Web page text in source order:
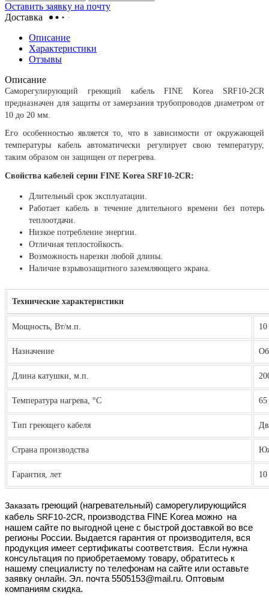
Оставить заявку на почту
Доставка
Описание
Характеристики
Отзывы
Описание
Саморегулирующий греющий кабель FINE Korea SRF10-2CR
предназначен для защиты от замерзания трубопроводов диаметром от
10 до 20 мм.
Его особенностью является то, что в зависимости от окружающей
температуры кабель автоматически регулирует свою температуру,
таким образом он защищен от перегрева.
Свойства кабелей серии FINE Korea SRF10-2CR:
Длительный срок эксплуатации.
Работает кабель в течение длительного времени без потерь
теплоотдачи.
Низкое потребление энергии.
Отличная теплостойкость.
Возможность нарезки любой длины.
Наличие взрывозащитного заземляющего экрана.
Технические характеристики
Мощность, Вт/м.п. 10
Назначение
Длина катушки, м.п.
Температура нагрева, °С 65
Тип греющего кабеля
Страна производства
Гарантия, лет 10
Заказать греющий (нагревательный) саморегулирующийся
кабель SRF10-2CR, производства FINE Korea можно на
нашем сайте по выгодной цене с быстрой доставкой во все
регионы России. Выдается гарантия от производителя, вся
продукция имеет сертификаты соответствия. Если нужна
консультация по приобретаемому товару, обратитесь к
нашему специалисту по телефонам на сайте или оставьте
заявку онлайн. Эл. почта 5505153@mail.ru. Оптовым
компаниям скидка.